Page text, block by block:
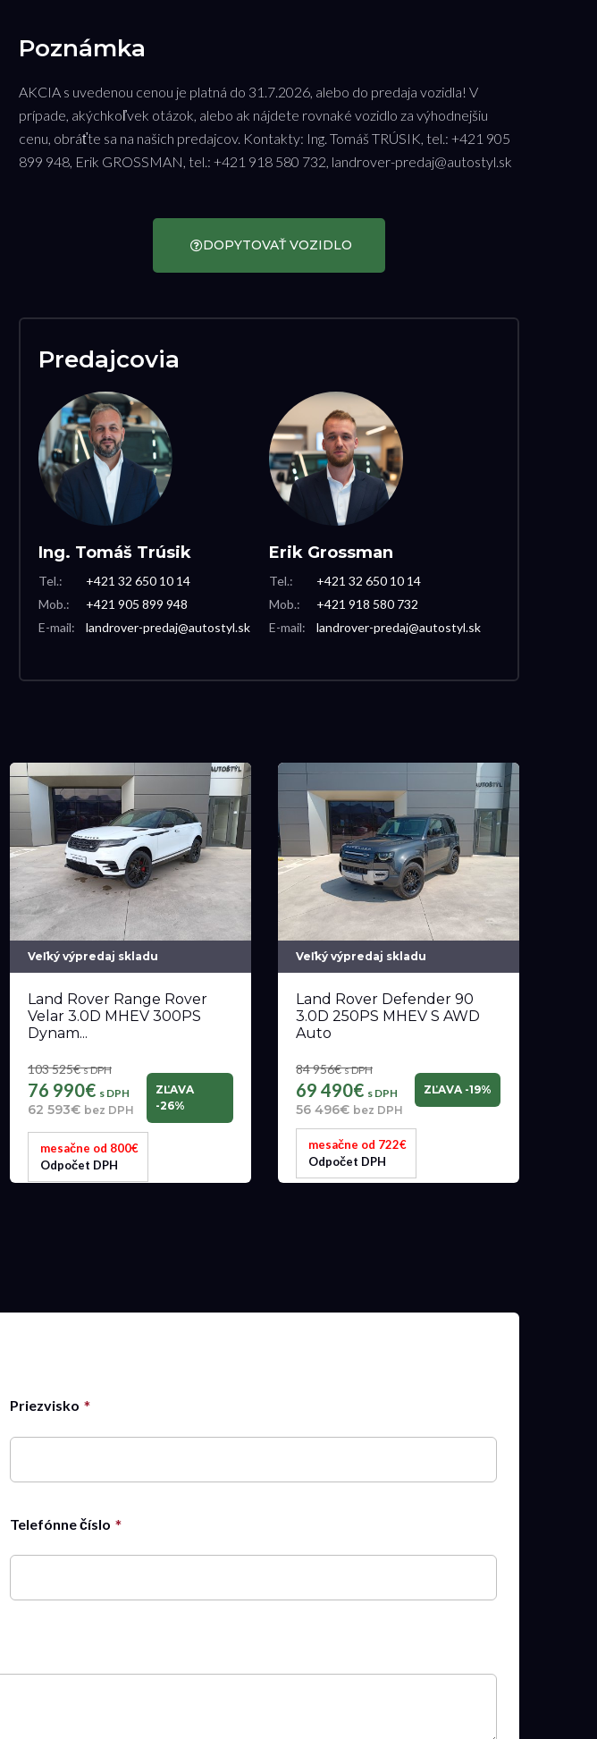
Poznámka
AKCIA s uvedenou cenou je platná do 31.7.2026, alebo do predaja vozidla! V
prípade, akýchkoľvek otázok, alebo ak nájdete rovnaké vozidlo za výhodnejšiu
cenu, obráťte sa na našich predajcov. Kontakty: Ing. Tomáš TRÚSIK, tel.: +421 905
899 948, Erik GROSSMAN, tel.: +421 918 580 732, landrover-predaj@autostyl.sk
DOPYTOVAŤ VOZIDLO
Predajcovia
Ing. Tomáš Trúsik
Tel.:
Mob.:
E-mail:
+421 32 650 10 14
+421 905 899 948
landrover-predaj@autostyl.sk
Erik Grossman
Tel.:
Mob.:
E-mail:
+421 32 650 10 14
+421 918 580 732
landrover-predaj@autostyl.sk
Veľký výpredaj skladu
Land Rover Range Rover
Velar 3.0D MHEV 300PS
Dynam...
103 525€s DPH
76 990€ s DPH
62 593€ bez DPH
ZĽAVA
-26%
mesačne od 800€
Odpočet DPH
Veľký výpredaj skladu
Land Rover Defender 90
3.0D 250PS MHEV S AWD
Auto
84 956€s DPH
69 490€ s DPH
56 496€ bez DPH
ZĽAVA -19%
mesačne od 722€
Odpočet DPH
Priezvisko
Telefónne číslo